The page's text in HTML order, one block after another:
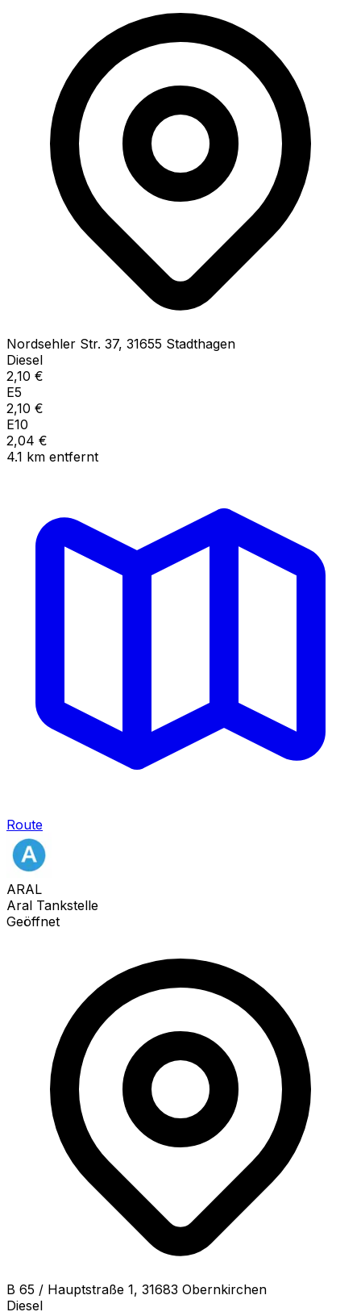
Nordsehler Str. 37, 31655 Stadthagen
Diesel
2,10 €
E5
2,10 €
E10
2,04 €
4.1 km entfernt
Route
ARAL
Aral Tankstelle
Geöffnet
B 65 / Hauptstraße 1, 31683 Obernkirchen
Diesel